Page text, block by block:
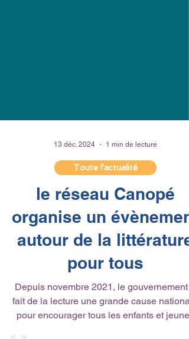
13 déc. 2024 1 min de lecture
Toute l'actualité
le réseau Canopé
organise un évènement
autour de la littérature
pour tous
Depuis novembre 2021, le gouvernement
fait de la lecture une grande cause nationale